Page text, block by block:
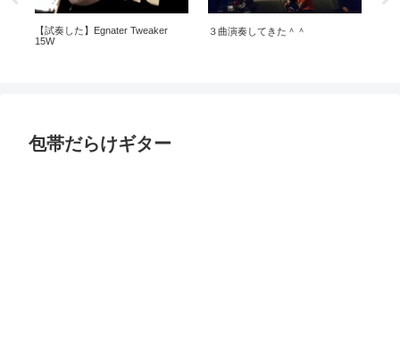
【試奏した】Egnater Tweaker
15W
３曲演奏してきた＾＾
包帯だらけギター